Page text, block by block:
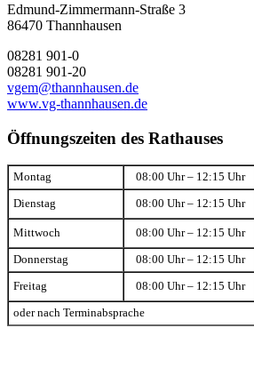
Edmund-Zimmermann-Straße 3
86470 Thannhausen
08281 901-0
08281 901-20
vgem@thannhausen.de
www.vg-thannhausen.de
Öffnungszeiten des Rathauses
Montag 08:00 Uhr – 12:15 Uhr
Dienstag 08:00 Uhr – 12:15 Uhr
Mittwoch 08:00 Uhr – 12:15 Uhr
Donnerstag 08:00 Uhr – 12:15 Uhr
Freitag 08:00 Uhr – 12:15 Uhr
oder nach Terminabsprache